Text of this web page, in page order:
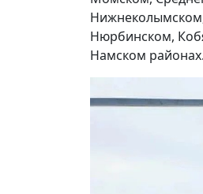
Нюрбинском,
Намском районах.